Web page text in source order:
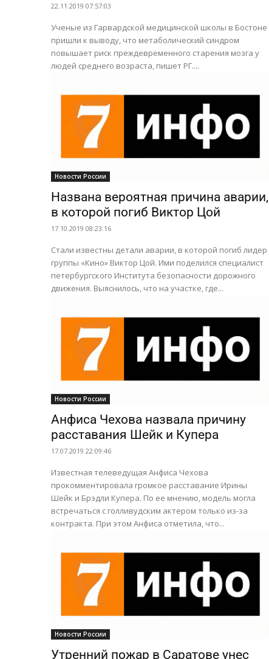
22.11.2019 07:57:03
Ученые из Гарвардской медицинской школы в Бостоне
пришли к выводу, что метаболический синдром
повышает риск преждевременного старения мозга у
людей среднего возраста, пишет РГ....
Новости России
Названа вероятная причина аварии,
в которой погиб Виктор Цой
17.10.2019 08:23:16
Стали известны детали аварии, в которой погиб лидер
группы «Кино» Виктор Цой. Ими поделился специалист
петербургского Института безопасности дорожного
движения. Выяснилось, что на участке, где...
Новости России
Анфиса Чехова назвала причину
расставания Шейк и Купера
17.07.2019 22:09:46
Известная телеведущая Анфиса Чехова
прокомментировала громкое расставание Ирины
Шейк и Брэдли Купера. По ее мнению, модель могла
встречаться с голливудским актером только из-за
контракта. При этом Анфиса отметила, что...
Новости России
Утренний пожар в Саратове унес